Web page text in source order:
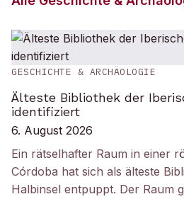
GESCHICHTE & ARCHÄOLOGIE
Älteste Bibliothek der
identifiziert
6. August 2026
Ein rätselhafter Raum in einer
Córdoba hat sich als älteste
Halbinsel entpuppt. Der Raum